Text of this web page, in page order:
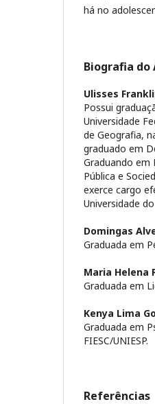
há no
Biografia do
Ulisses
Possui
Universidade
de Geografia,
graduado em
Graduando em
Pública e
exerce cargo
Universidade
Domingas
Graduada em
Maria Helena
Graduada em
Kenya Lima
Graduada em
FIESC/UNIESP.
Referências